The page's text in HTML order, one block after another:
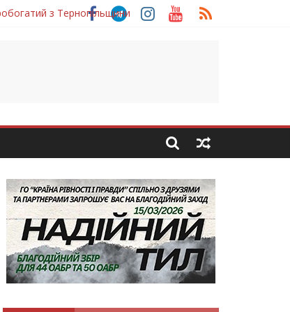
з Тернопільщини